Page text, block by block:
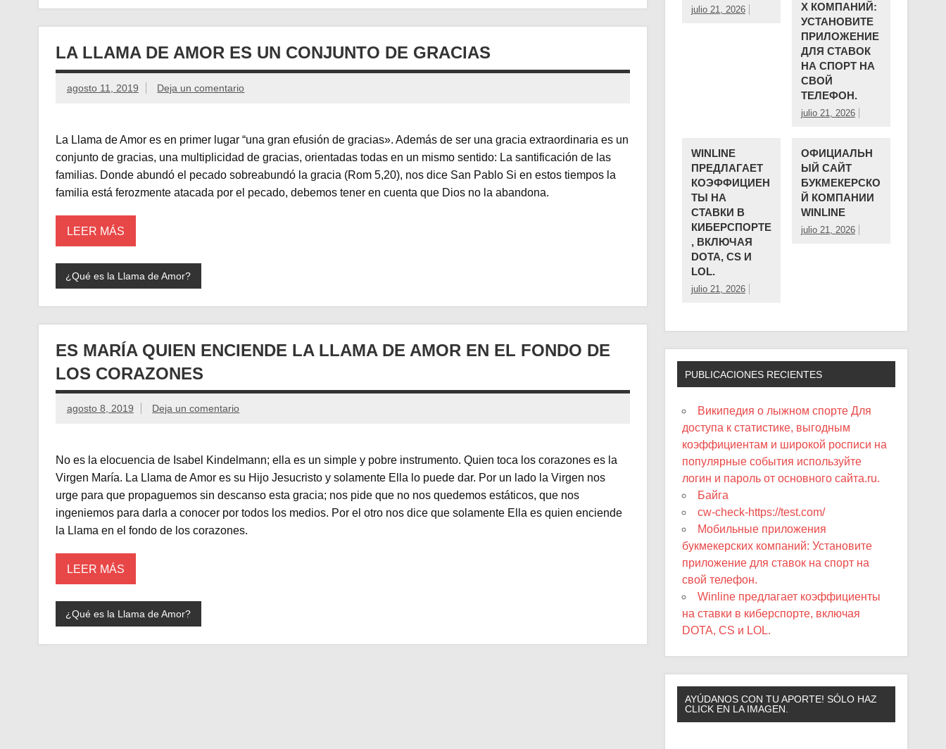
LA LLAMA DE AMOR ES UN CONJUNTO DE GRACIAS
agosto 11, 2019 Deja un comentario
La Llama de Amor es en primer lugar “una gran efusión de gracias». Además de ser una gracia extraordinaria es un
conjunto de gracias, una multiplicidad de gracias, orientadas todas en un mismo sentido: La santificación de las
familias. Donde abundó el pecado sobreabundó la gracia (Rom 5,20), nos dice San Pablo Si en estos tiempos la
familia está ferozmente atacada por el pecado, debemos tener en cuenta que Dios no la abandona.
LEER MÁS
¿Qué es la Llama de Amor?
ES MARÍA QUIEN ENCIENDE LA LLAMA DE AMOR EN EL FONDO DE
LOS CORAZONES
agosto 8, 2019 Deja un comentario
No es la elocuencia de Isabel Kindelmann; ella es un simple y pobre instrumento. Quien toca los corazones es la
Virgen María. La Llama de Amor es su Hijo Jesucristo y solamente Ella lo puede dar. Por un lado la Virgen nos
urge para que propaguemos sin descanso esta gracia; nos pide que no nos quedemos estáticos, que nos
ingeniemos para darla a conocer por todos los medios. Por el otro nos dice que solamente Ella es quien enciende
la Llama en el fondo de los corazones.
LEER MÁS
¿Qué es la Llama de Amor?
julio 21, 2026
Х КОМПАНИЙ:
УСТАНОВИТЕ
ПРИЛОЖЕНИЕ
ДЛЯ СТАВОК
НА СПОРТ НА
СВОЙ
ТЕЛЕФОН.
julio 21, 2026
WINLINE
ПРЕДЛАГАЕТ
КОЭФФИЦИЕН
ТЫ НА
СТАВКИ В
КИБЕРСПОРТЕ
, ВКЛЮЧАЯ
DOTA, CS И
LOL.
julio 21, 2026
ОФИЦИАЛЬН
ЫЙ САЙТ
БУКМЕКЕРСКО
Й КОМПАНИИ ️
WINLINE
julio 21, 2026
PUBLICACIONES RECIENTES
Википедия о лыжном спорте Для
доступа к статистике, выгодным
коэффициентам и широкой росписи на
популярные события используйте
логин и пароль от основного сайта.ru.
Байга
cw-check-https://test.com/
Мобильные приложения
букмекерских компаний: Установите
приложение для ставок на спорт на
свой телефон.
Winline предлагает коэффициенты
на ставки в киберспорте, включая
DOTA, CS и LOL.
AYÚDANOS CON TU APORTE! SÓLO HAZ
CLICK EN LA IMAGEN.